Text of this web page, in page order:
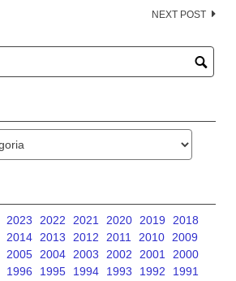
NEXT POST
2023 2022 2021 2020 2019
2018
2014 2013 2012 2011 2010 2009
2005 2004 2003 2002 2001
2000
1996 1995 1994 1993 1992
1991